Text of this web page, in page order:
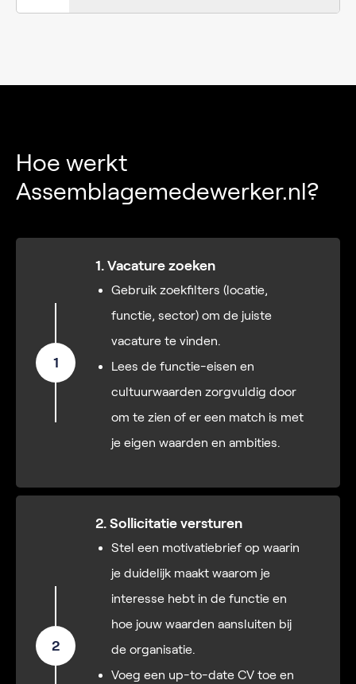
Hoe werkt
Assemblagemedewerker.nl?
1
1. Vacature zoeken
Gebruik zoekfilters (locatie,
functie, sector) om de juiste
vacature te vinden.
Lees de functie-eisen en
cultuurwaarden zorgvuldig door
om te zien of er een match is met
je eigen waarden en ambities.
2
2. Sollicitatie versturen
Stel een motivatiebrief op waarin
je duidelijk maakt waarom je
interesse hebt in de functie en
hoe jouw waarden aansluiten bij
de organisatie.
Voeg een up-to-date CV toe en